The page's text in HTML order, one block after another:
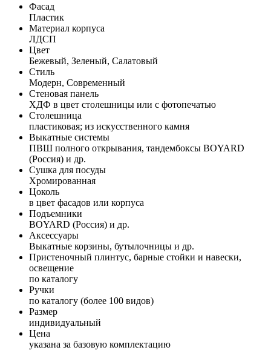
Фасад
Пластик
Материал корпуса
ЛДСП
Цвет
Бежевый, Зеленый, Салатовый
Стиль
Модерн, Современный
Стеновая панель
ХДФ в цвет столешницы или с фотопечатью
Столешница
пластиковая; из искусственного камня
Выкатные системы
ПВШ полного открывания, тандембоксы BOYARD
(Россия) и др.
Сушка для посуды
Хромированная
Цоколь
в цвет фасадов или корпуса
Подъемники
BOYARD (Россия) и др.
Аксессуары
Выкатные корзины, бутылочницы и др.
Пристеночный плинтус, барные стойки и навески,
освещение
по каталогу
Ручки
по каталогу (более 100 видов)
Размер
индивидуальный
Цена
указана за базовую комплектацию